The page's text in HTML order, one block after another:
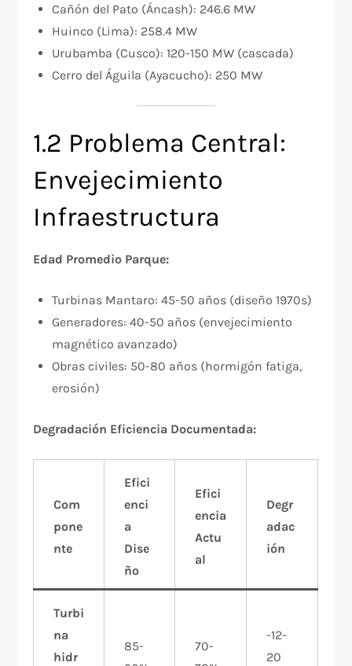
Cañón del Pato (Áncash): 246.6 MW
Huinco (Lima): 258.4 MW
Urubamba (Cusco): 120-150 MW (cascada)
Cerro del Águila (Ayacucho): 250 MW
1.2 Problema Central:
Envejecimiento
Infraestructura
Edad Promedio Parque:
Turbinas Mantaro: 45-50 años (diseño 1970s)
Generadores: 40-50 años (envejecimiento
magnético avanzado)
Obras civiles: 50-80 años (hormigón fatiga,
erosión)
Degradación Eficiencia Documentada:
Com
pone
nte
Efici
enci
a
Dise
ño
Efici
encia
Actu
al
Degr
adac
ión
Turbi
na
hidr
85-
70-
-12-
20